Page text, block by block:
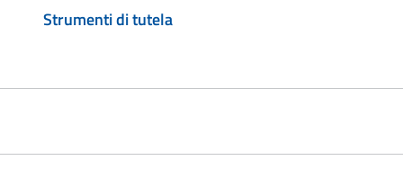
Strumenti di tutela